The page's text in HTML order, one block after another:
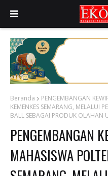
Beranda
PENGEMBANGAN
KEMENKES SEMARANG, MELALUI
BALL SEBAGAI PRODUK OLAHAN
PENGEMBANGAN
MAHASISWA